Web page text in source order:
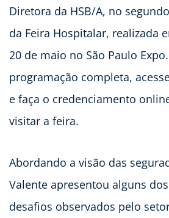
Diretora da HSB/A, no
da Feira Hospitalar, realizada
20 de maio no São Paulo
programação completa,
e faça o credenciamento
visitar a feira.
Abordando a visão das
Valente apresentou alguns
desafios observados pelo